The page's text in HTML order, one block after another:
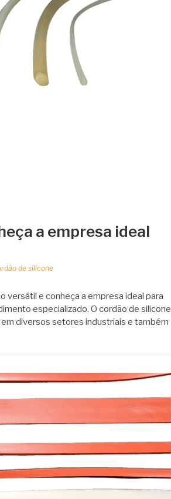
a empresa ideal
de silicone
versátil e conheça a empresa ideal para
especializado. O cordão de silicone
diversos setores industriais e também